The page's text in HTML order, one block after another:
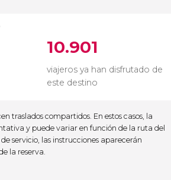
10.901
viajeros ya han disfrutado de
este destino
traslados compartidos. En estos casos, la
y puede variar en función de la ruta del
servicio, las instrucciones aparecerán
la reserva.